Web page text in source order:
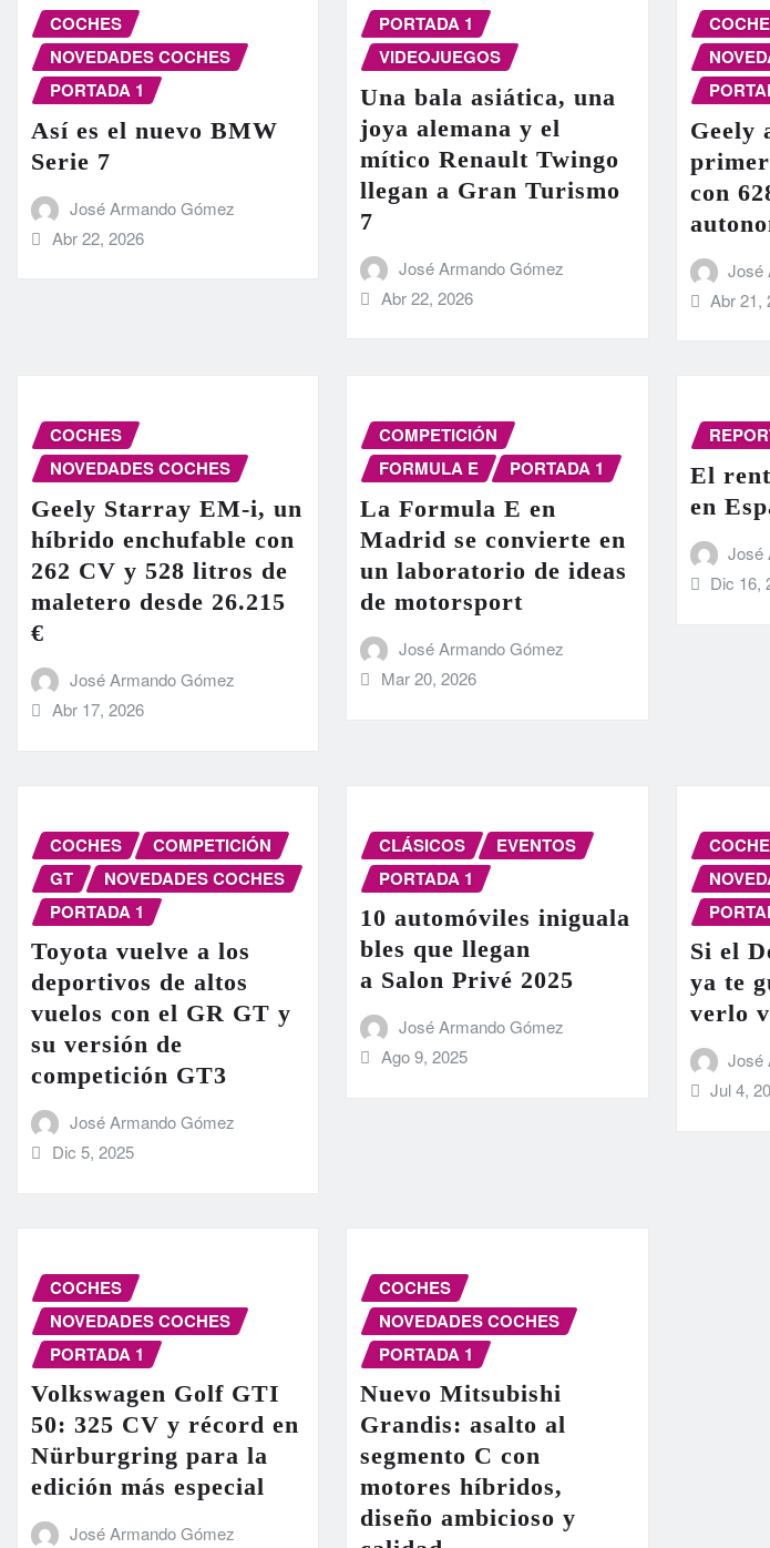
COCHES
NOVEDADES COCHES
PORTADA 1
Así es el nuevo BMW
Serie 7
José Armando Gómez
Abr 22, 2026
PORTADA 1
VIDEOJUEGOS
Una bala asiática, una
joya alemana y el
mítico Renault Twingo
llegan a Gran Turismo
7
José Armando Gómez
Abr 22, 2026
Geely
con
José
Abr 21,
COCHES
NOVEDADES COCHES
Geely Starray EM-i, un
híbrido enchufable con
262 CV y 528 litros de
maletero desde 26.215
€
José Armando Gómez
Abr 17, 2026
COMPETICIÓN
FORMULA E
PORTADA 1
La Formula E en
Madrid se convierte en
un laboratorio de ideas
de motorsport
José Armando Gómez
Mar 20, 2026
El
en
José
Dic 16,
COCHES
COMPETICIÓN
GT
NOVEDADES COCHES
PORTADA 1
Toyota vuelve a los
deportivos de altos
vuelos con el GR GT y
su versión de
competición GT3
José Armando Gómez
Dic 5, 2025
CLÁSICOS
EVENTOS
PORTADA 1
10 automóviles iniguala
bles que llegan
a Salon Privé 2025
José Armando Gómez
Ago 9, 2025
Si el
ya te
verlo
José
Jul 4,
COCHES
NOVEDADES COCHES
PORTADA 1
Volkswagen Golf GTI
50: 325 CV y récord en
Nürburgring para la
edición más especial
José Armando Gómez
COCHES
NOVEDADES COCHES
PORTADA 1
Nuevo Mitsubishi
Grandis: asalto al
segmento C con
motores híbridos,
diseño ambicioso y